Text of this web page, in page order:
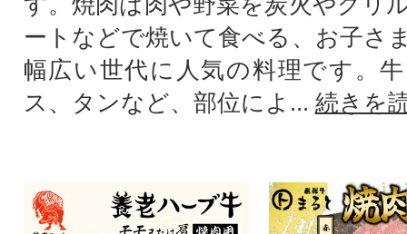
ートなどで焼いて食べる、お子さ
幅広い世代に人気の料理です。
ス、タンなど、部位によ... 続きを